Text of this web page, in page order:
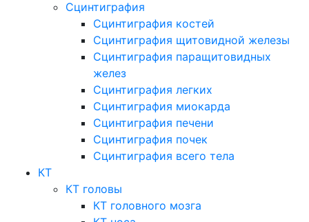
Сцинтиграфия
Сцинтиграфия костей
Сцинтиграфия щитовидной железы
Сцинтиграфия паращитовидных
желез
Сцинтиграфия легких
Сцинтиграфия миокарда
Сцинтиграфия печени
Сцинтиграфия почек
Сцинтиграфия всего тела
КТ
КТ головы
КТ головного мозга